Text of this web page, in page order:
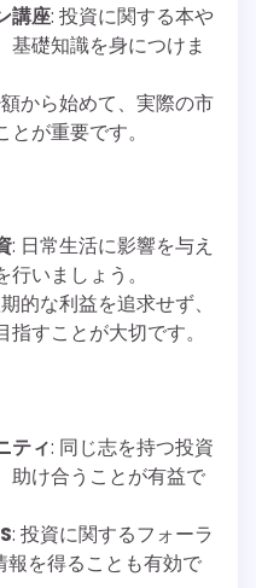
講座: 投資に関する本や
基礎知識を身につけま
から始めて、実際の市
が重要です。
: 日常生活に影響を与え
いましょう。
的な利益を追求せず、
すことが大切です。
ティ: 同じ志を持つ投資
助け合うことが有益で
: 投資に関するフォーラ
報を得ることも有効で